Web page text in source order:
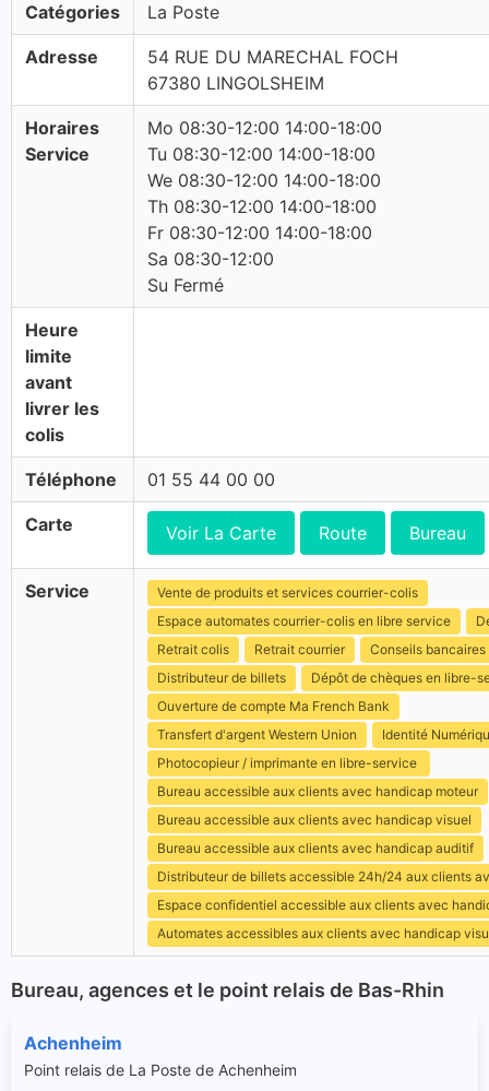
Catégories La Poste
Adresse
54 RUE DU MARECHAL FOCH
67380 LINGOLSHEIM
Horaires
Service
Mo 08:30-12:00 14:00-18:00
Tu 08:30-12:00 14:00-18:00
We 08:30-12:00 14:00-18:00
Th 08:30-12:00 14:00-18:00
Fr 08:30-12:00 14:00-18:00
Sa 08:30-12:00
Su Fermé
Heure
limite
avant
livrer les
colis
Téléphone 01 55 44 00 00
Carte Voir La Carte Route Bureau
Service
Vente de produits et services courrier-colis
Espace automates courrier-colis en libre service
Retrait colis
Retrait courrier
Conseils bancaires
Distributeur de billets
Dépôt de chèques en libre-
Ouverture de compte Ma French Bank
Transfert d'argent Western Union
Identité
Photocopieur / imprimante en libre-service
Bureau accessible aux clients avec handicap moteur
Bureau accessible aux clients avec handicap visuel
Bureau accessible aux clients avec handicap auditif
Distributeur de billets accessible 24h/24 aux clients
Espace confidentiel accessible aux clients avec
Automates accessibles aux clients avec handicap
Bureau, agences et le point relais de Bas-Rhin
Achenheim
Point relais de La Poste de Achenheim